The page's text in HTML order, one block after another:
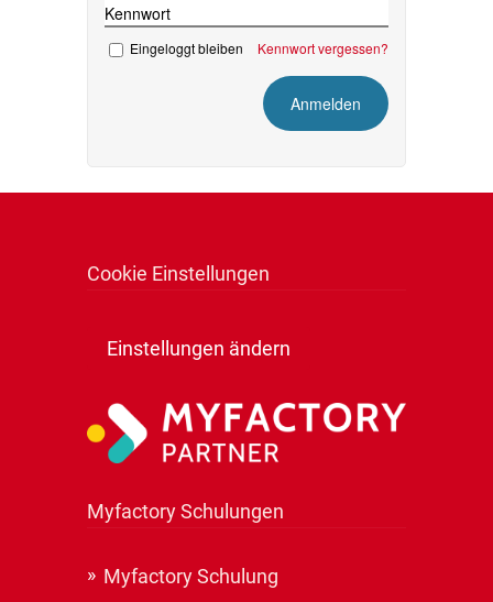
Kennwort
Eingeloggt bleiben Kennwort vergessen?
Cookie Einstellungen
Einstellungen ändern
Myfactory Schulungen
Myfactory Schulung